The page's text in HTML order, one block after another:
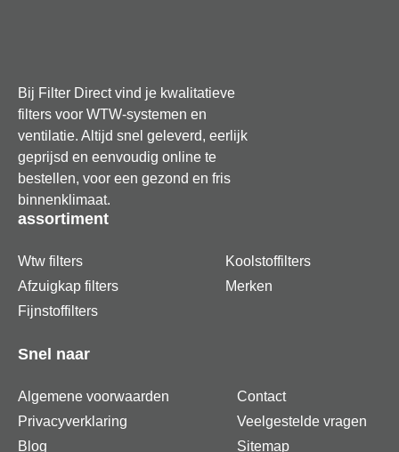
Bij Filter Direct vind je kwalitatieve
filters voor WTW-systemen en
ventilatie. Altijd snel geleverd, eerlijk
geprijsd en eenvoudig online te
bestellen, voor een gezond en fris
binnenklimaat.
assortiment
Wtw filters
Afzuigkap filters
Fijnstoffilters
Koolstoffilters
Merken
Snel naar
Algemene voorwaarden
Privacyverklaring
Blog
Contact
Veelgestelde vragen
Sitemap